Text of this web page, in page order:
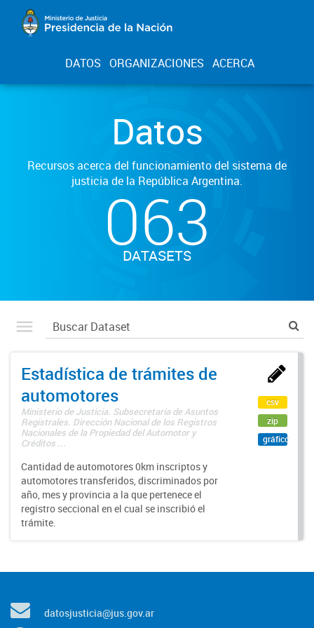
DATOS ORGANIZACIONES ACERCA
Datos
Recursos acerca del funcionamiento del sistema de
justicia de la República Argentina.
063
DATASETS
Estadística de trámites de
automotores
Ministerio de Justicia. Subsecretaría de Asuntos
Registrales. Dirección Nacional de los Registros
Nacionales de la Propiedad del Automotor y
Créditos ...
Cantidad de automotores 0km inscriptos y
automotores transferidos, discriminados por
año, mes y provincia a la que pertenece el
registro seccional en el cual se inscribió el
trámite.
csv
zip
gráfico
datosjusticia@jus.gov.ar